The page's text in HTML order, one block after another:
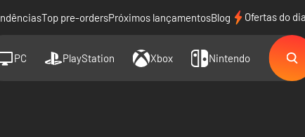
Top pre-ordersPróximos lançamentosBlog Ofertas do
PC PlayStation Xbox Nintendo